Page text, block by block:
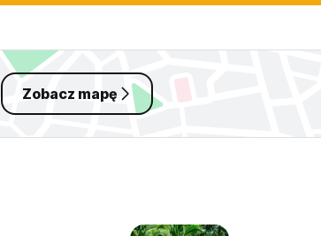
Zobacz mapę